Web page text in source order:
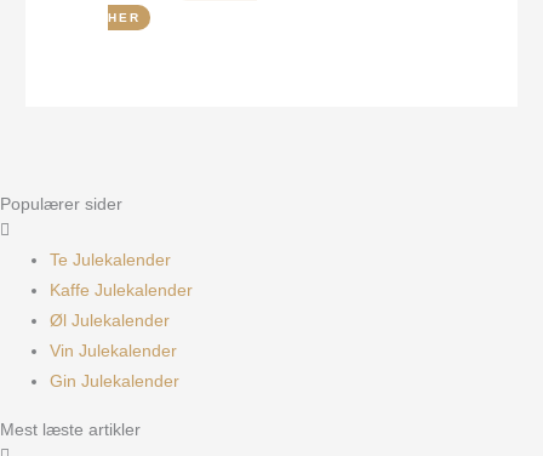
HER
Populærer sider
Te Julekalender
Kaffe Julekalender
Øl Julekalender
Vin Julekalender
Gin Julekalender
Mest læste artikler